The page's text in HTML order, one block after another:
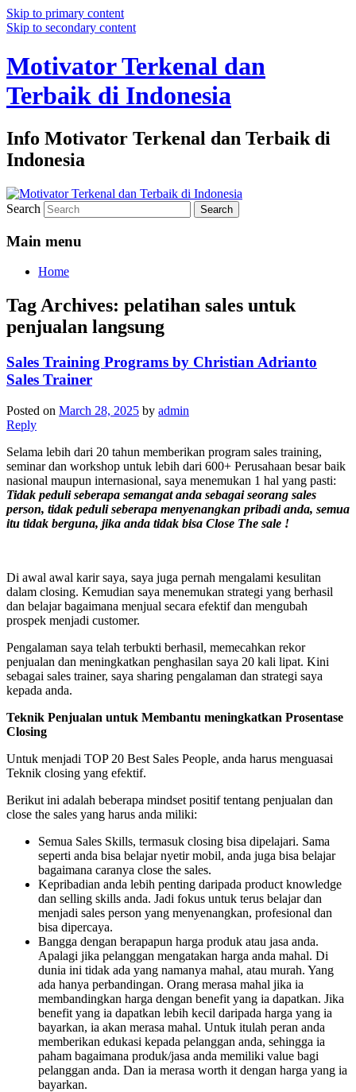
Skip to primary content
Skip to secondary content
Motivator Terkenal dan
Terbaik di Indonesia
Info Motivator Terkenal dan Terbaik di
Indonesia
Search
Main menu
Home
Tag Archives: pelatihan sales untuk
penjualan langsung
Sales Training Programs by Christian Adrianto
Sales Trainer
Posted on March 28, 2025 by admin
Reply
Selama lebih dari 20 tahun memberikan program sales training,
seminar dan workshop untuk lebih dari 600+ Perusahaan besar baik
nasional maupun internasional, saya menemukan 1 hal yang pasti:
Tidak peduli seberapa semangat anda sebagai seorang sales
person, tidak peduli seberapa menyenangkan pribadi anda, semua
itu tidak berguna, jika anda tidak bisa Close The sale !
Di awal awal karir saya, saya juga pernah mengalami kesulitan
dalam closing. Kemudian saya menemukan strategi yang berhasil
dan belajar bagaimana menjual secara efektif dan mengubah
prospek menjadi customer.
Pengalaman saya telah terbukti berhasil, memecahkan rekor
penjualan dan meningkatkan penghasilan saya 20 kali lipat. Kini
sebagai sales trainer, saya sharing pengalaman dan strategi saya
kepada anda.
Teknik Penjualan untuk Membantu meningkatkan Prosentase
Closing
Untuk menjadi TOP 20 Best Sales People, anda harus menguasai
Teknik closing yang efektif.
Berikut ini adalah beberapa mindset positif tentang penjualan dan
close the sales yang harus anda miliki:
Semua Sales Skills, termasuk closing bisa dipelajari. Sama
seperti anda bisa belajar nyetir mobil, anda juga bisa belajar
bagaimana caranya close the sales.
Kepribadian anda lebih penting daripada product knowledge
dan selling skills anda. Jadi fokus untuk terus belajar dan
menjadi sales person yang menyenangkan, profesional dan
bisa dipercaya.
Bangga dengan berapapun harga produk atau jasa anda.
Apalagi jika pelanggan mengatakan harga anda mahal. Di
dunia ini tidak ada yang namanya mahal, atau murah. Yang
ada hanya perbandingan. Orang merasa mahal jika ia
membandingkan harga dengan benefit yang ia dapatkan. Jika
benefit yang ia dapatkan lebih kecil daripada harga yang ia
bayarkan, ia akan merasa mahal. Untuk itulah peran anda
memberikan edukasi kepada pelanggan anda, sehingga ia
paham bagaimana produk/jasa anda memiliki value bagi
pelanggan anda. Dan ia merasa worth it dengan harga yang ia
bayarkan.